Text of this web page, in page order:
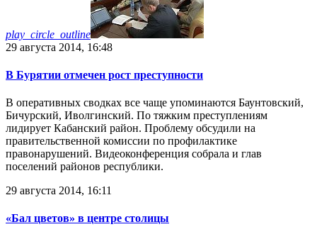
play_circle_outline
29 августа 2014, 16:48
В Бурятии отмечен рост преступности
В оперативных сводках все чаще упоминаются Баунтовский,
Бичурский, Иволгинский. По тяжким преступлениям
лидирует Кабанский район. Проблему обсудили на
правительственной комиссии по профилактике
правонарушений. Видеоконференция собрала и глав
поселений районов республики.
29 августа 2014, 16:11
«Бал цветов» в центре столицы